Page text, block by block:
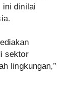
ini dinilai
sektor
lingkungan,”